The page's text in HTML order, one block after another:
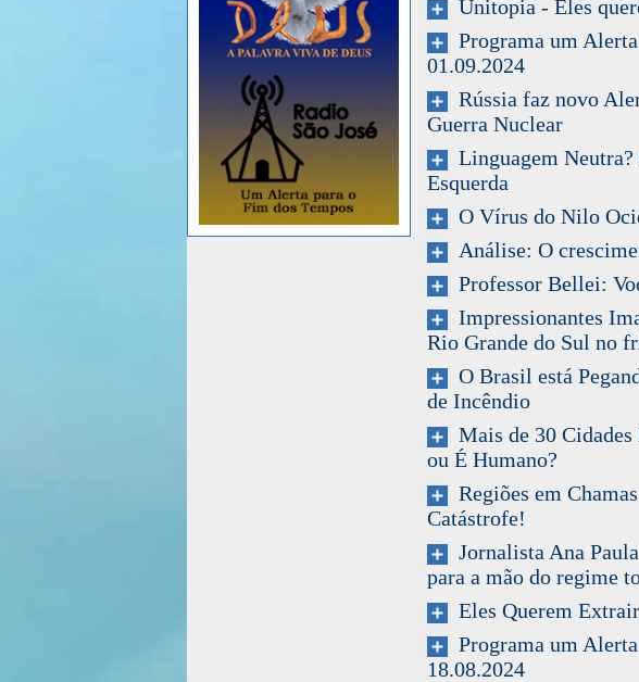
Unitopia - Eles
Programa um
01.09.2024
Rússia faz novo
Guerra Nuclear
Linguagem Neutra?
Esquerda
O Vírus do Nilo
Análise: O
Professor Bellei:
Impressionantes
Rio Grande do Sul no
O Brasil está
de Incêndio
Mais de 30
ou É Humano?
Regiões em
Catástrofe!
Jornalista Ana
para a mão do regime
Eles Querem
Programa um
18.08.2024